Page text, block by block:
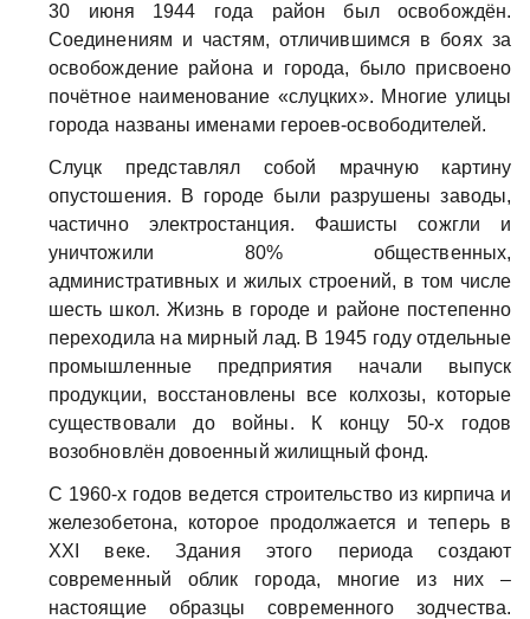
30 июня 1944 года район был освобождён.
Соединениям и частям, отличившимся в боях за
освобождение района и города, было присвоено
почётное наименование «слуцких». Многие улицы
города названы именами героев-освободителей.
Слуцк представлял собой мрачную картину
опустошения. В городе были разрушены заводы,
частично электростанция. Фашисты сожгли и
уничтожили 80% общественных,
административных и жилых строений, в том числе
шесть школ. Жизнь в городе и районе постепенно
переходила на мирный лад. В 1945 году отдельные
промышленные предприятия начали выпуск
продукции, восстановлены все колхозы, которые
существовали до войны. К концу 50-х годов
возобновлён довоенный жилищный фонд.
С 1960-х годов ведется строительство из кирпича и
железобетона, которое продолжается и теперь в
XXI веке. Здания этого периода создают
современный облик города, многие из них –
настоящие образцы современного зодчества.